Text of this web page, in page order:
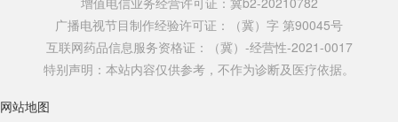
广播电视节目制作经验许可证：（冀）字 第90045号
互联网药品信息服务资格证：（冀）-经营性-2021-0017
特别声明：本站内容仅供参考，不作为诊断及医疗依据。
网站地图